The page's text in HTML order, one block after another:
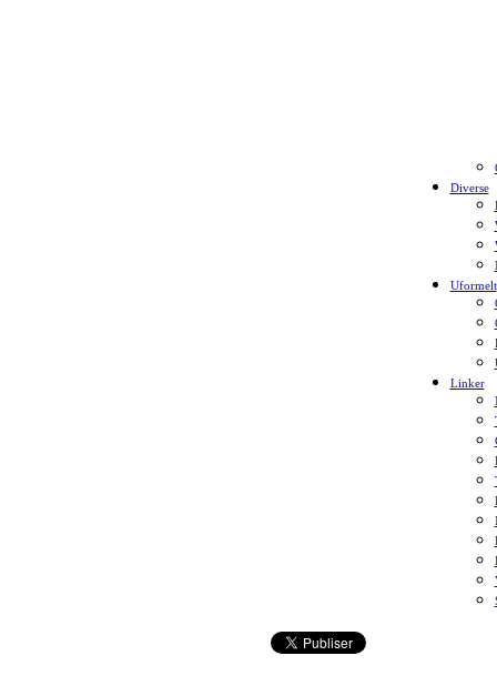
Diverse
Uformelt
Linker